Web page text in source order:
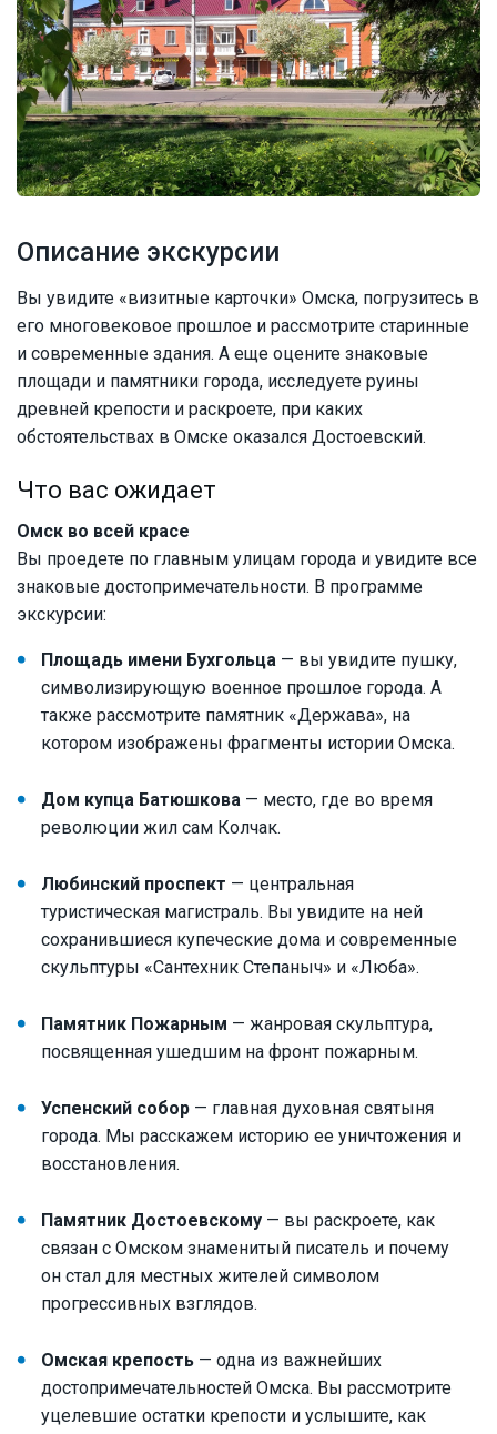
Описание экскурсии
Вы увидите «визитные карточки» Омска, погрузитесь в
его многовековое прошлое и рассмотрите старинные
и современные здания. А еще оцените знаковые
площади и памятники города, исследуете руины
древней крепости и раскроете, при каких
обстоятельствах в Омске оказался Достоевский.
Что вас ожидает
Омск во всей красе
Вы проедете по главным улицам города и увидите все
знаковые достопримечательности. В программе
экскурсии:
Площадь имени Бухгольца — вы увидите пушку,
символизирующую военное прошлое города. А
также рассмотрите памятник «Держава», на
котором изображены фрагменты истории Омска.
Дом купца Батюшкова — место, где во время
революции жил сам Колчак.
Любинский проспект — центральная
туристическая магистраль. Вы увидите на ней
сохранившиеся купеческие дома и современные
скульптуры «Сантехник Степаныч» и «Люба».
Памятник Пожарным — жанровая скульптура,
посвященная ушедшим на фронт пожарным.
Успенский собор — главная духовная святыня
города. Мы расскажем историю ее уничтожения и
восстановления.
Памятник Достоевскому — вы раскроете, как
связан с Омском знаменитый писатель и почему
он стал для местных жителей символом
прогрессивных взглядов.
Омская крепость — одна из важнейших
достопримечательностей Омска. Вы рассмотрите
уцелевшие остатки крепости и услышите, как